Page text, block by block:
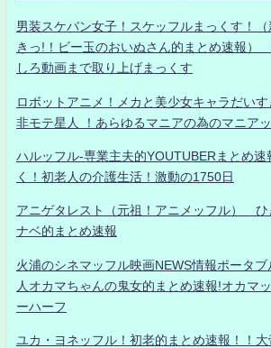
男装スケバン女子！スケッフルまっくす！
きっ!！ビー玉のおいぬさん的まとめ速報）
しろ動画まで取り上げまっくす
ロボットアニメ！メカと美少女キャラだいす
非モテ星人 ！あらゆるマニアの為のマニア
ハルッフル-専業主夫的YOUTUBERまとめ速
く！初老人の介護生活！激動の1750日
アニゲタレスト（元祖！アニメッフル） ひ
ナベ的まとめ速報
火浦のシネマッフル映画NEWS情報ポータ
人オカマちゃんの鬼女的まとめ速報!オカマ
ーハーフ
ユカ・ヨネッフル！初老的まとめ速報！！